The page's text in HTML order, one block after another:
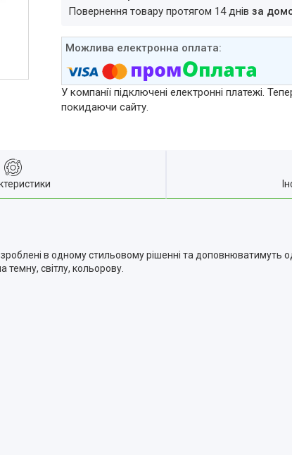
повернення товару протягом 14 днів за
У компанії підключені електронні платежі.
покидаючи сайту.
в одному стильовому рішенні та доповнюватимуть
темну, світлу, кольорову.